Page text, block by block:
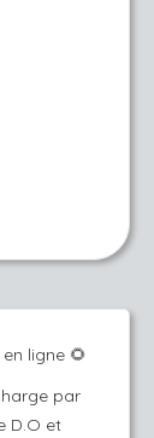
ligne 🌻
par
D.O et